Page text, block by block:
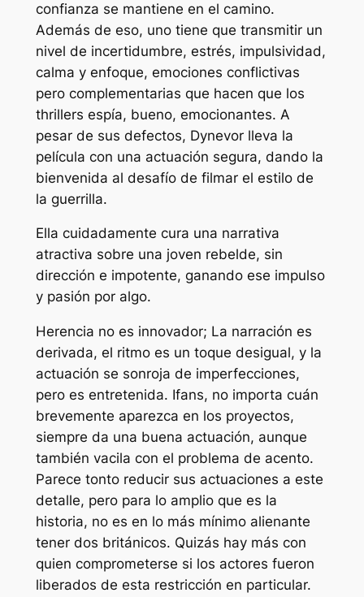
confianza se mantiene en el camino.
Además de eso, uno tiene que transmitir un
nivel de incertidumbre, estrés, impulsividad,
calma y enfoque, emociones conflictivas
pero complementarias que hacen que los
thrillers espía, bueno, emocionantes. A
pesar de sus defectos, Dynevor lleva la
película con una actuación segura, dando la
bienvenida al desafío de filmar el estilo de
la guerrilla.
Ella cuidadamente cura una narrativa
atractiva sobre una joven rebelde, sin
dirección e impotente, ganando ese impulso
y pasión por algo.
Herencia no es innovador; La narración es
derivada, el ritmo es un toque desigual, y la
actuación se sonroja de imperfecciones,
pero es entretenida. Ifans, no importa cuán
brevemente aparezca en los proyectos,
siempre da una buena actuación, aunque
también vacila con el problema de acento.
Parece tonto reducir sus actuaciones a este
detalle, pero para lo amplio que es la
historia, no es en lo más mínimo alienante
tener dos británicos. Quizás hay más con
quien comprometerse si los actores fueron
liberados de esta restricción en particular.